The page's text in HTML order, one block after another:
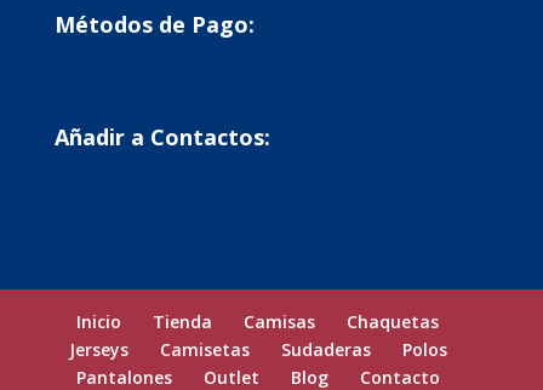
Métodos de Pago:
Añadir a Contactos:
Inicio Tienda Camisas
Chaquetas
Jerseys
Camisetas Sudaderas
Polos
Pantalones
Outlet Blog Contacto